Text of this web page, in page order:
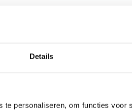
Details
personaliseren, om functies voor